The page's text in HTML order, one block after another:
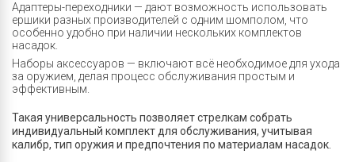
Адаптеры-переходники — дают возможность использовать
ершики разных производителей с одним шомполом, что
особенно удобно при наличии нескольких комплектов
насадок.
Наборы аксессуаров — включают всё необходимое для ухода
за оружием, делая процесс обслуживания простым и
эффективным.
Такая универсальность позволяет стрелкам собрать
индивидуальный комплект для обслуживания, учитывая
калибр, тип оружия и предпочтения по материалам насадок.